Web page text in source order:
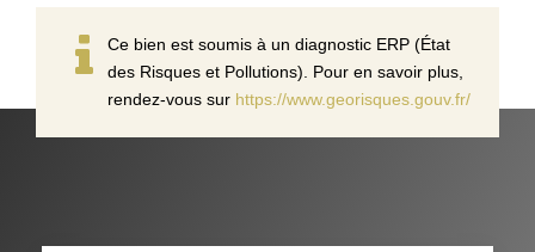
Ce bien est soumis à un diagnostic ERP (État
des Risques et Pollutions). Pour en savoir plus,
rendez-vous sur https://www.georisques.gouv.fr/